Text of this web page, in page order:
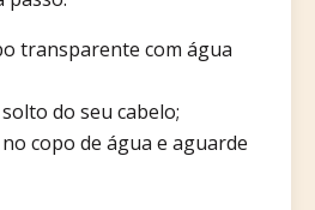
transparente com água
do seu cabelo;
copo de água e aguarde